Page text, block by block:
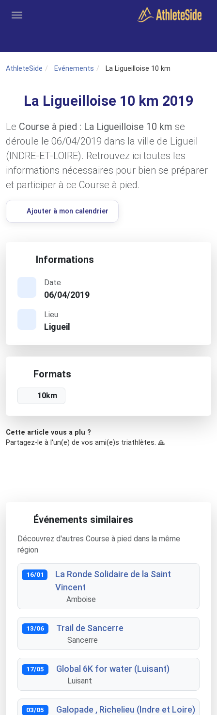
AthleteSide Evénements La Ligueilloise 10 km
La Ligueilloise 10 km 2019
Le Course à pied : La Ligueilloise 10 km se
déroule le 06/04/2019 dans la ville de Ligueil
(INDRE-ET-LOIRE). Retrouvez ici toutes les
informations nécessaires pour bien se préparer
et participer à ce Course à pied.
Ajouter à mon calendrier
Informations
Date
06/04/2019
Lieu
Ligueil
Formats
10km
Cette article vous a plu ?
Partagez-le à l'un(e) de vos ami(e)s triathlètes. 🙏
Événements similaires
Découvrez d'autres Course à pied dans la même
région
16/01
La Ronde Solidaire de la Saint
Vincent
Amboise
13/06 Trail de Sancerre
Sancerre
17/05 Global 6K for water (Luisant)
Luisant
03/05 Galopade , Richelieu (Indre et Loire)